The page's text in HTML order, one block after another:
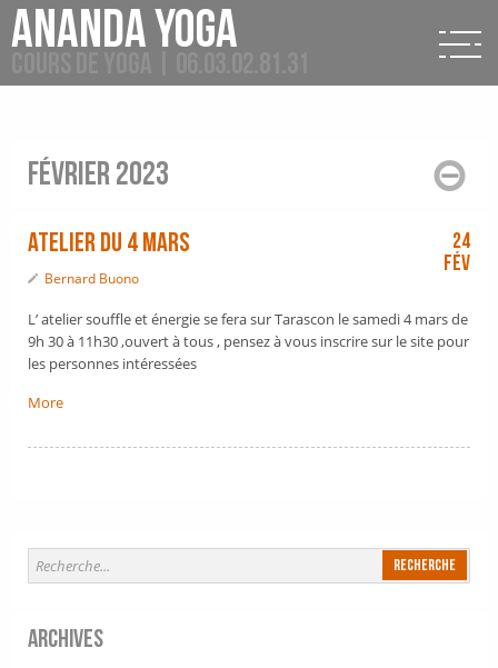
Ananda Yoga
février 2023
ATELIER DU 4 MARS
Bernard Buono
24
Fév
L’ atelier souffle et énergie se fera sur Tarascon le samedi 4 mars de
9h 30 à 11h30 ,ouvert à tous , pensez à vous inscrire sur le site pour
les personnes intéressées
More
Archives